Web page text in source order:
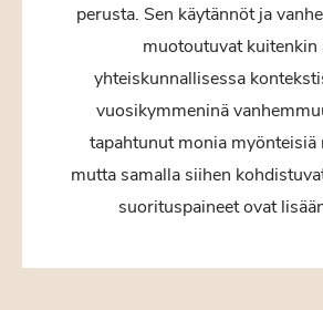
perusta. Sen käytännöt ja
muotoutuvat kuitenkin
yhteiskunnallisessa
vuosikymmeninä
tapahtunut monia myönteisiä
mutta samalla siihen
suorituspaineet ovat